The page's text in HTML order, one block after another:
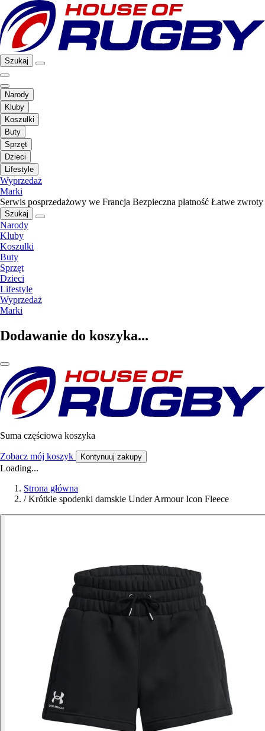
Szukaj
Narody
Kluby
Koszulki
Buty
Sprzęt
Dzieci
Lifestyle
Wyprzedaż
Marki
Serwis posprzedażowy we Francja Bezpieczna płatność Łatwe zwroty
Szukaj
Narody
Kluby
Koszulki
Buty
Sprzęt
Dzieci
Lifestyle
Wyprzedaż
Marki
Dodawanie do koszyka...
Suma częściowa koszyka
Zobacz mój koszyk Kontynuuj zakupy
Loading...
Strona główna
/ Krótkie spodenki damskie Under Armour Icon Fleece